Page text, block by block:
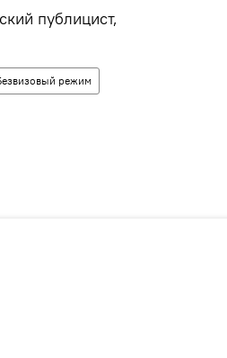
публицист,
режим